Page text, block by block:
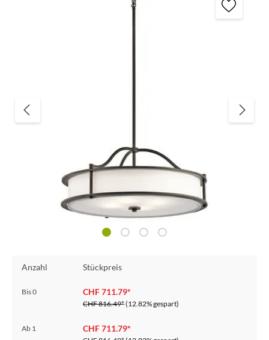
Anzahl Stückpreis
Bis0 CHF 711.79*
CHF 816.49*(12.82% gespart)
Ab 1 CHF 711.79*